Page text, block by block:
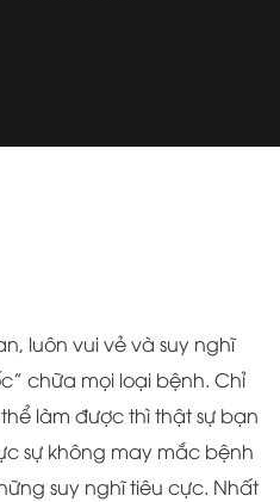
luôn vui vẻ và suy nghĩ
chữa mọi loại bệnh. Chỉ
làm được thì thật sự bạn
sự không may mắc bệnh
suy nghĩ tiêu cực. Nhất